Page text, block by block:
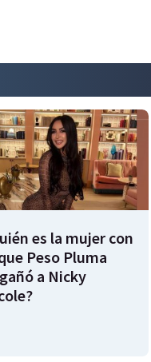
es la mujer con
Peso Pluma
a Nicky